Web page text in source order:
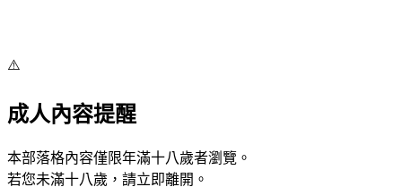
⚠️
成人內容提醒
本部落格內容僅限年滿十八歲者瀏覽。
若您未滿十八歲，請立即離開。